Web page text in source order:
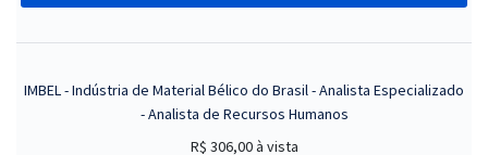
IMBEL - Indústria de Material Bélico do Brasil - Analista Especializado
- Analista de Recursos Humanos
R$ 306,00à vista